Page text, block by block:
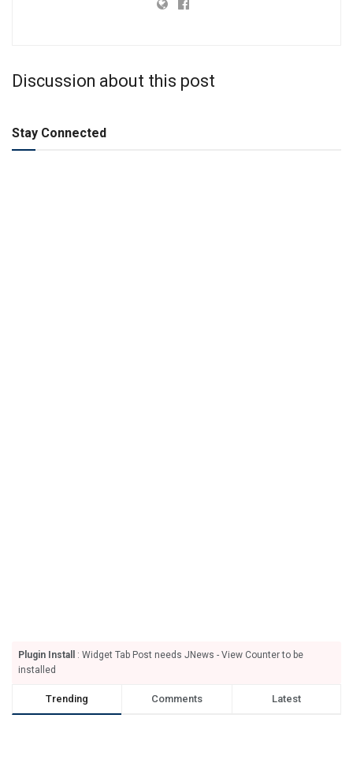
Discussion about this post
Stay Connected
Plugin Install
: Widget Tab Post needs JNews - View Counter to be
installed
Trending Comments Latest